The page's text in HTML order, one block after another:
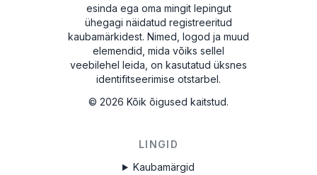
Nüüd saate jälle muusikat nautida!
esinda ega oma mingit lepingut
ühegagi näidatud registreeritud
kaubamärkidest. Nimed, logod ja muud
elemendid, mida võiks sellel
veebilehel leida, on kasutatud üksnes
identifitseerimise otstarbel.
© 2026 Kõik õigused kaitstud.
LINGID
Kaubamärgid